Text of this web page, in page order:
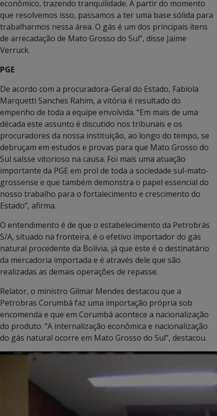
econômico, trazendo tranquilidade. A partir do momento
que resolvemos isso, passamos a ter uma base sólida para
trabalharmos nessa área. O gás é um dos principais itens
de arrecadação de Mato Grosso do Sul”, disse Jaime
Verruck.
PGE
De acordo com a procuradora-Geral do Estado, Fabíola
Marquetti Sanches Rahim, a vitória é resultado do
empenho de toda a equipe envolvida. “Em mais de uma
década este assunto é discutido nos tribunais e os
procuradores da nossa instituição, ao longo do tempo, se
debruçam em estudos e provas para que Mato Grosso do
Sul saísse vitorioso na causa. Foi mais uma atuação
importante da PGE em prol de toda a sociedade sul-mato-
grossense e que também demonstra o papel essencial do
nosso trabalho para o fortalecimento e crescimento do
Estado”, afirma.
O entendimento é de que o estabelecimento da Petrobrás
S/A, situado na fronteira, é o efetivo importador do gás
natural procedente da Bolívia, já que este é o destinatário
da mercadoria importada e é através dele que são
realizadas as demais operações de repasse.
Relator, o ministro Gilmar Mendes destacou que a
Petrobras Corumbá faz uma importação própria sob
encomenda e que em Corumbá acontece a nacionalização
do produto. “A internalização econômica e nacionalização
do gás natural ocorre em Mato Grosso do Sul”, destacou.